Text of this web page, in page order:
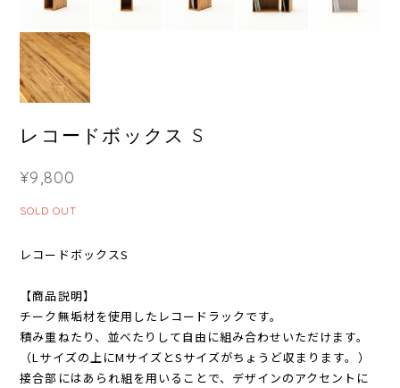
レコードボックス S
¥9,800
SOLD OUT
レコードボックスS
【商品説明】
チーク無垢材を使用したレコードラックです。
積み重ねたり、並べたりして自由に組み合わせいただけます。
（Lサイズの上にMサイズとSサイズがちょうど収まります。）
接合部にはあられ組を用いることで、デザインのアクセントに